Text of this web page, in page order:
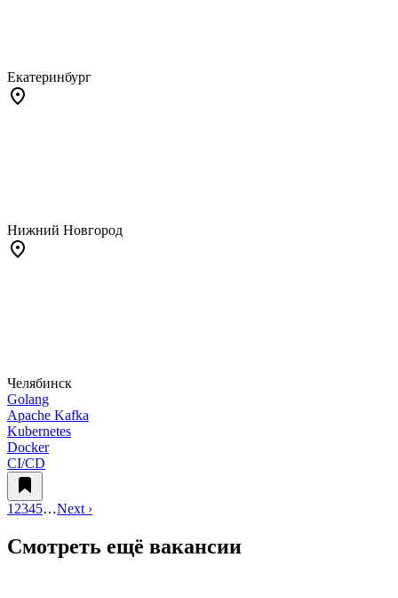
Екатеринбург
Нижний Новгород
Челябинск
Golang
Apache Kafka
Kubernetes
Docker
CI/CD
1 2345…Next ›
Смотреть ещё вакансии